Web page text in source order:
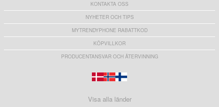
KONTAKTA OSS
NYHETER OCH TIPS
MYTRENDYPHONE RABATTKOD
KÖPVILLKOR
PRODUCENTANSVAR OCH ÅTERVINNING
Visa alla länder